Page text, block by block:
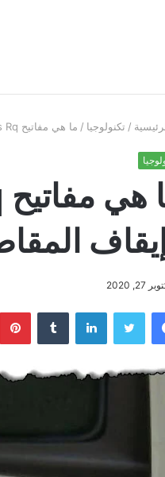
/ تكنولوجيا / ما هي مفاتيح Sys Rq وقفل التمرير وإيقاف المقاطعة مؤقتًا على لوحة المفاتيح؟
27, 2020
فيسبوك لينكدإن